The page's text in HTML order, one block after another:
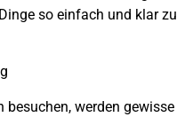
so einfach und klar zu
besuchen, werden gewisse